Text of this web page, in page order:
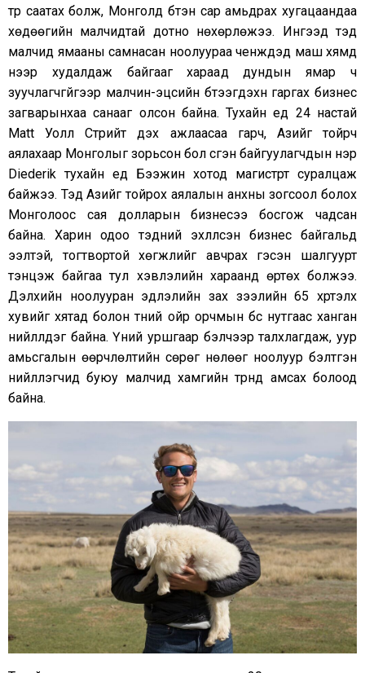
түр саатах болж, Монголд бүтэн сар амьдрах хугацаандаа
хөдөөгийн малчидтай дотно нөхөрлөжээ. Ингээд тэд
малчид ямааны самнасан ноолуураа ченжүүдэд маш хямд
үнээр худалдаж байгааг хараад дундын ямар ч
зуучлагчгүйгээр малчин-эцсийн бүтээгдэхүүн гаргах бизнес
загварынхаа санааг олсон байна. Тухайн үед 24 настай
Matt Уолл Стрийт дэх ажлаасаа гарч, Азийг тойрч
аялахаар Монголыг зорьсон бол үүсгэн байгуулагчдын нэр
Diederik тухайн үед Бээжин хотод магистрт суралцаж
байжээ. Тэд Азийг тойрох аялалын анхны зогсоол болох
Монголоос сая долларын бизнесээ босгож чадсан
байна. Харин одоо тэдний эхлүүлсэн бизнес байгальд
ээлтэй, тогтвортой хөгжлийг авчрах гэсэн шалгуурт
тэнцэж байгаа тул хэвлэлийн хараанд өртөх болжээ.
Дэлхийн ноолууран эдлэлийн зах зээлийн 65 хүртэлх
хувийг хятад болон түүний ойр орчмын бүс нутгаас ханган
нийлүүлдэг байна. Үүний уршгаар бэлчээр талхлагдаж, уур
амьсгалын өөрчлөлтийн сөрөг нөлөөг ноолуур бэлтгэн
нийлүүлэгчид буюу малчид хамгийн түрүүнд амсах болоод
байна.